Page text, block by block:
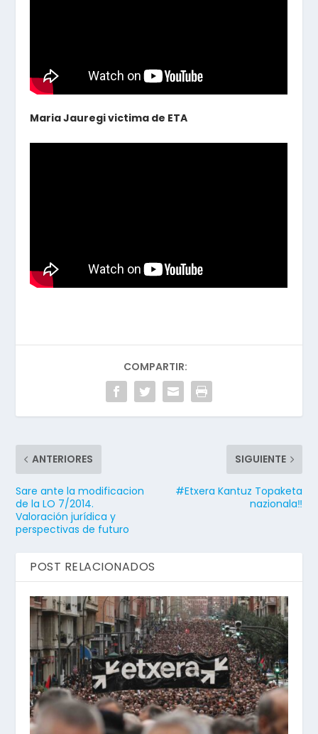
Maria Jauregi victima de ETA
COMPARTIR:
ANTERIORES
Sare ante la modificacion
de la LO 7/2014.
Valoración jurídica y
perspectivas de futuro
SIGUIENTE
#Etxera Kantuz Topaketa
nazionala‼️
POST RELACIONADOS